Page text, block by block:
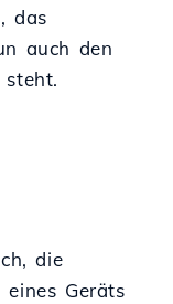
das
auch den
die
Geräts